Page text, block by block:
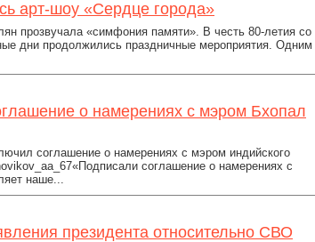
арт-шоу «Сердце города»
прозвучала «симфония памяти». В честь 80-летия со
дни продолжились праздничные мероприятия. Одним
о намерениях с мэром Бхопал
соглашение о намерениях с мэром индийского
соглашение о намерениях с
наше...
президента относительно СВО